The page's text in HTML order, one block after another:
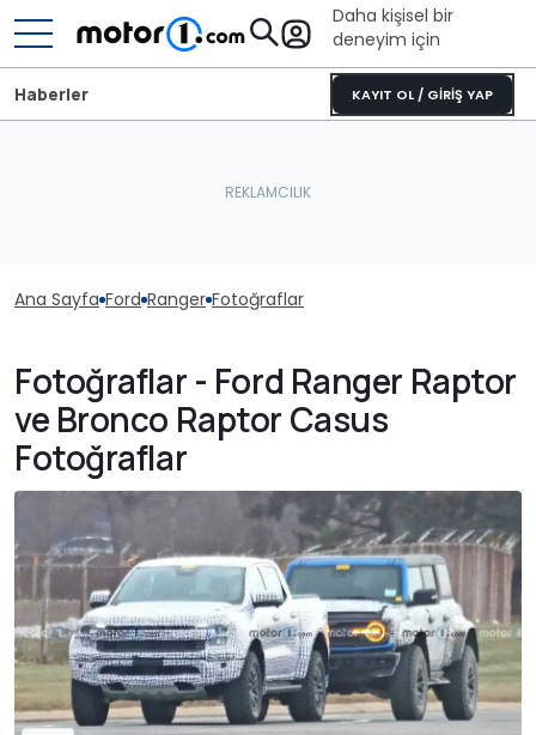
Daha kişisel bir
deneyim için
KAYIT OL / GİRİŞ YAP
Haberler
Ana Sayfa Ford Ranger Fotoğraflar
Fotoğraflar - Ford Ranger Raptor
ve Bronco Raptor Casus
Fotoğraflar